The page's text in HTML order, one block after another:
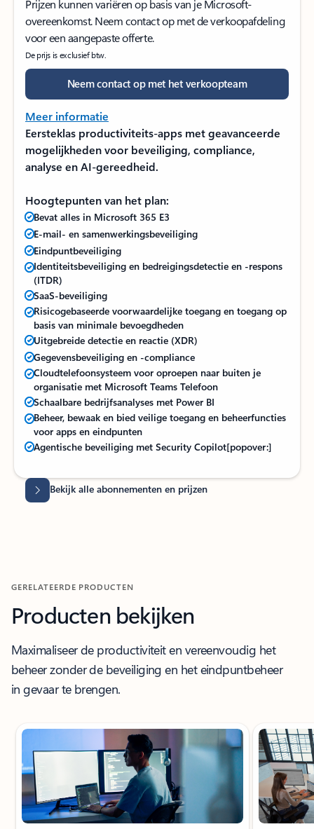
Prijzen kunnen variëren op basis van je Microsoft-
overeenkomst. Neem contact op met de verkoopafdeling
voor een aangepaste offerte.
De prijs is exclusief btw.
Neem contact op met het verkoopteam
Meer informatie
Eersteklas productiviteits-apps met geavanceerde
mogelijkheden voor beveiliging, compliance,
analyse en AI-gereedheid.
Hoogtepunten van het plan:
Bevat alles in Microsoft 365 E3
E-mail- en samenwerkingsbeveiliging
Eindpuntbeveiliging
Identiteitsbeveiliging en bedreigingsdetectie en -respons
(ITDR)
SaaS-beveiliging
Risicogebaseerde voorwaardelijke toegang en toegang op
basis van minimale bevoegdheden
Uitgebreide detectie en reactie (XDR)
Gegevensbeveiliging en -compliance
Cloudtelefoonsysteem voor oproepen naar buiten je
organisatie met Microsoft Teams Telefoon
Schaalbare bedrijfsanalyses met Power BI
Beheer, bewaak en bied veilige toegang en beheerfuncties
voor apps en eindpunten
Agentische beveiliging met Security Copilot[popover:]
Terug naar tabbladen
Terug naar tabbladen
Bekijk alle abonnementen en prijzen
GERELATEERDE PRODUCTEN
Producten bekijken
Maximaliseer de productiviteit en vereenvoudig het
beheer zonder de beveiliging en het eindpuntbeheer
in gevaar te brengen.
Dia 1 van 8 wordt weergegeven